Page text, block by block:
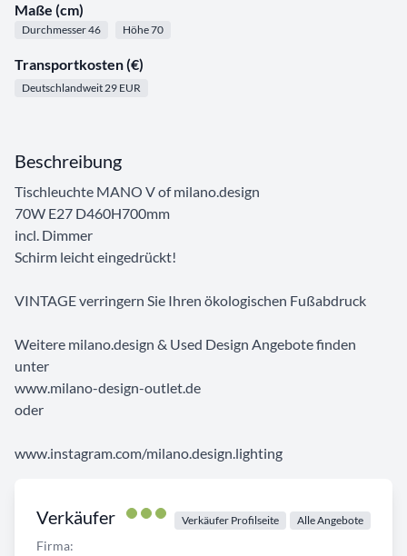
Maße (cm)
Durchmesser 46 Höhe 70
Transportkosten (€)
Deutschlandweit 29 EUR
Verkäufer Verkäufer Profilseite Alle Angebote
Firma:
Beschreibung
Tischleuchte MANO V of milano.design
70W E27 D460H700mm
incl. Dimmer
Schirm leicht eingedrückt!
VINTAGE verringern Sie Ihren ökologischen Fußabdruck
Weitere milano.design & Used Design Angebote finden
unter
www.milano-design-outlet.de
oder
www.instagram.com/milano.design.lighting